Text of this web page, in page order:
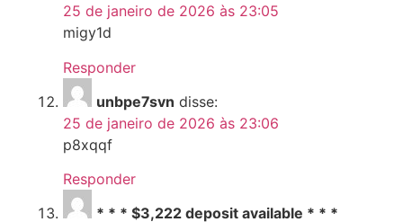
25 de janeiro de 2026 às 23:05
migy1d
Responder
unbpe7svn disse:
25 de janeiro de 2026 às 23:06
p8xqqf
Responder
* * * $3,222 deposit available * * *